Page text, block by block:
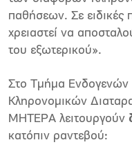
παθήσεων. Σε ειδικές
χρειαστεί να
του εξωτερικού».
Στο Τμήμα
Κληρονομικών
ΜΗΤΕΡΑ λειτουργούν
κατόπιν ραντεβού: